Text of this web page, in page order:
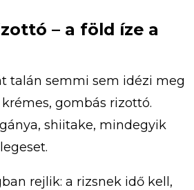
– a föld íze a
talán semmi sem idézi meg
gombás rizottó.
shiitake, mindegyik
rejlik: a rizsnek idő kell,